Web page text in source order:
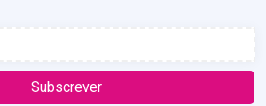
Subscrever